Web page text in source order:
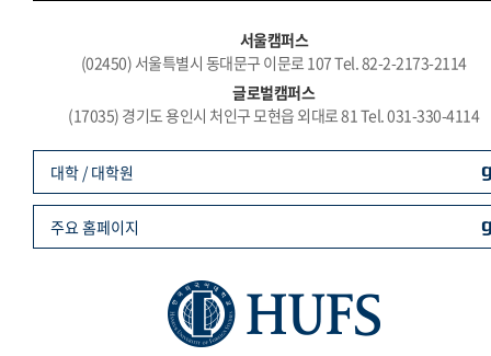
서울캠퍼스
(02450) 서울특별시 동대문구 이문로 107 Tel. 82-2-2173-2114
글로벌캠퍼스
(17035) 경기도 용인시 처인구 모현읍 외대로 81 Tel. 031-330-4114
대학 / 대학원
주요 홈페이지